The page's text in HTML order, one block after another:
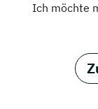
Ich möchte